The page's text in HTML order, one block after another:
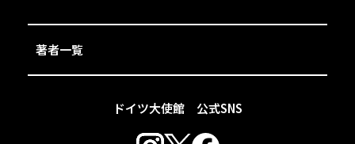
ドイツ大使館 公式SNS
著者一覧